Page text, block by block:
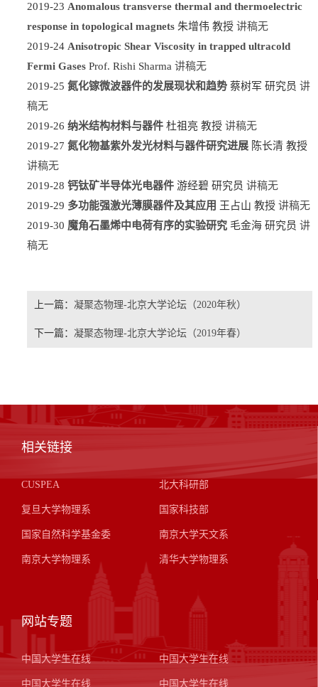
2019-23Anomalous transverse thermal and thermoelectric
response in topological magnets 朱增伟 教授讲稿无
2019-24Anisotropic Shear Viscosity in trapped ultracold
Fermi Gases Prof. Rishi Sharma讲稿无
2019-25 氮化镓微波器件的发展现状和趋势 蔡树军 研究员讲
稿无
2019-26纳米结构材料与器件 杜祖亮 教授讲稿无
2019-27氮化物基紫外发光材料与器件研究进展 陈长清 教授
讲稿无
2019-28 钙钛矿半导体光电器件 游经碧 研究员讲稿无
2019-29 多功能强激光薄膜器件及其应用 王占山 教授讲稿无
2019-30 魔角石墨烯中电荷有序的实验研究 毛金海 研究员讲
稿无
上一篇： 凝聚态物理-北京大学论坛（2020年秋）
下一篇： 凝聚态物理-北京大学论坛（2019年春）
相关链接
CUSPEA 北大科研部
复旦大学物理系 国家科技部
国家自然科学基金委 南京大学天文系
南京大学物理系 清华大学物理系
网站专题
中国大学生在线 中国大学生在线
中国大学生在线 中国大学生在线